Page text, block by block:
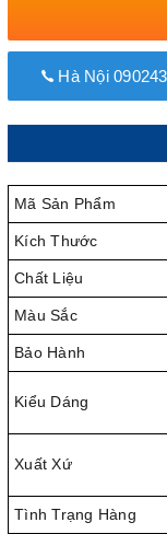
Hà Nội
Mã Sản Phẩm
Kích Thước
Chất Liệu
Màu Sắc
Bảo Hành
Kiểu Dáng
Xuất Xứ
Tình Trạng Hàng